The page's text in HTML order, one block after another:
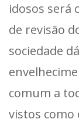
idosos será
de revisão
sociedade
comum a
vistos como